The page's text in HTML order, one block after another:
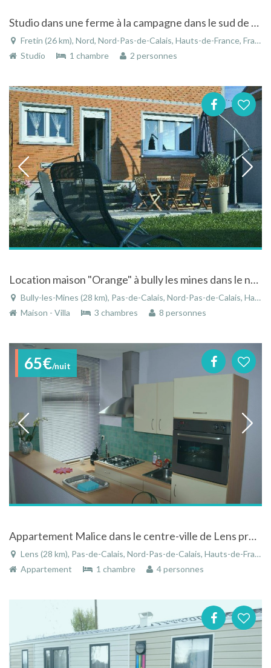
Studio dans une ferme à la campagne dans le sud de Lille dans le Nord
Fretin (26 km), Nord, Nord-Pas-de-Calais, Hauts-de-France, France
Studio
1 chambre 2 personnes
Location maison "Orange" à bully les mines dans le nord pas de calais tout confort à la ville
Bully-les-Mines (28 km), Pas-de-Calais, Nord-Pas-de-Calais, Hauts-de-France, France
Maison - Villa
3 chambres 8 personnes
65€/nuit
Appartement Malice dans le centre-ville de Lens proche du musée Louvre-Lens
Lens (28 km), Pas-de-Calais, Nord-Pas-de-Calais, Hauts-de-France, France
Appartement
1 chambre 4 personnes